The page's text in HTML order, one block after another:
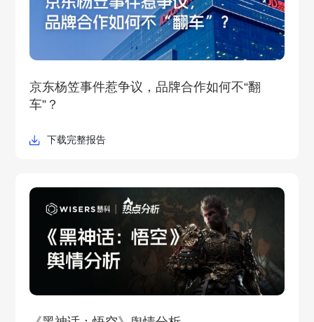
京东杨笠事件惹争议，品牌合作如何不“翻
车”？
下载完整报告